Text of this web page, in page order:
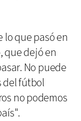
que pasó en
que dejó en
No puede
del fútbol
no podemos